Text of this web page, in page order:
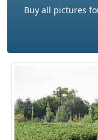
Buy all pictures